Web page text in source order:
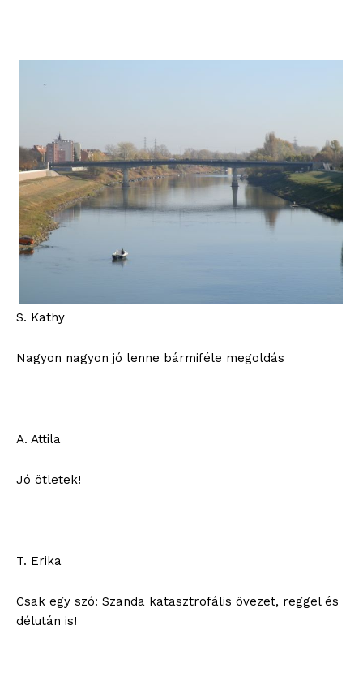
S. Kathy
Nagyon nagyon jó lenne bármiféle megoldás
A. Attila
Jó ötletek!
T. Erika
Csak egy szó: Szanda katasztrofális övezet, reggel és
délután is!